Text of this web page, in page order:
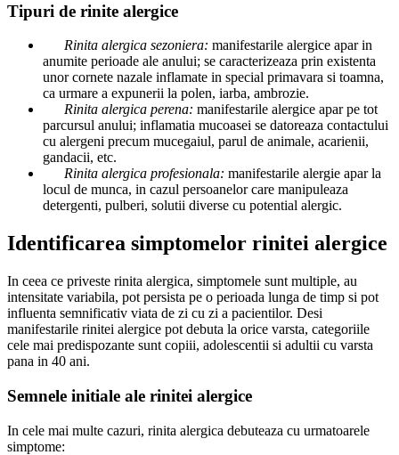
Tipuri de rinite alergice
Rinita alergica sezoniera: manifestarile alergice apar in
anumite perioade ale anului; se caracterizeaza prin existenta
unor cornete nazale inflamate in special primavara si toamna,
ca urmare a expunerii la polen, iarba, ambrozie.
Rinita alergica perena: manifestarile alergice apar pe tot
parcursul anului; inflamatia mucoasei se datoreaza contactului
cu alergeni precum mucegaiul, parul de animale, acarienii,
gandacii, etc.
Rinita alergica profesionala: manifestarile alergie apar la
locul de munca, in cazul persoanelor care manipuleaza
detergenti, pulberi, solutii diverse cu potential alergic.
Identificarea simptomelor rinitei alergice
In ceea ce priveste rinita alergica, simptomele sunt multiple, au
intensitate variabila, pot persista pe o perioada lunga de timp si pot
influenta semnificativ viata de zi cu zi a pacientilor. Desi
manifestarile rinitei alergice pot debuta la orice varsta, categoriile
cele mai predispozante sunt copiii, adolescentii si adultii cu varsta
pana in 40 ani.
Semnele initiale ale rinitei alergice
In cele mai multe cazuri, rinita alergica debuteaza cu urmatoarele
simptome: